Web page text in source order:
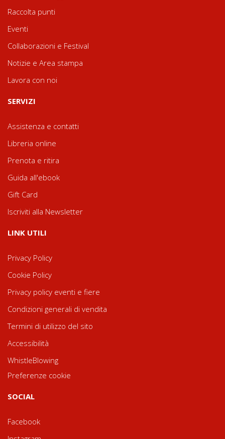
Raccolta punti
Eventi
Collaborazioni e Festival
Notizie e Area stampa
Lavora con noi
SERVIZI
Assistenza e contatti
Libreria online
Prenota e ritira
Guida all'ebook
Gift Card
Iscriviti alla Newsletter
LINK UTILI
Privacy Policy
Cookie Policy
Privacy policy eventi e fiere
Condizioni generali di vendita
Termini di utilizzo del sito
Accessibilità
WhistleBlowing
Preferenze cookie
SOCIAL
Facebook